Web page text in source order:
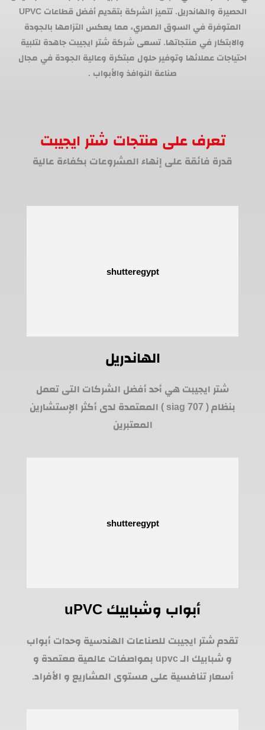
الحصيرة والهاندريل. تتميز الشركة بتقديم أفضل قطاعات UPVC
المتوفرة في السوق المصري، مما يعكس التزامها بالجودة
والابتكار في منتجاتها. تسعى شركة شتر ايجيبت جاهدة لتلبية
احتياجات عملائها وتوفير حلول مبتكرة وعالية الجودة في مجال
صناعة النوافذ والأبواب .
تعرف على منتجات شتر ايجيبت
قدرة فائقة على إنهاء المشروعات بكفاءة عالية
الهاندريل
شتر ايجيبت هي أحد أفضل الشركات التى تعمل
بنظام ( siag 707 ) المعتمدة لدى أكثر الإستشارين
المعتبرين
أبواب وشبابيك uPVC
تقدم شتر ايجيبت للصناعات الهندسية وحدات أبواب
و شبابيك الـ upvc بمواصفات عالمية معتمدة و
أسعار تنافسية على مستوى المشاريع و الأفراد.